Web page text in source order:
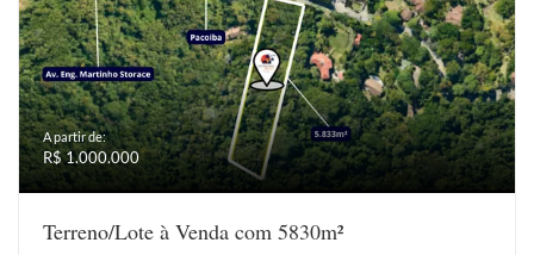
A partir de:
R$ 1.000.000
Terreno/Lote à Venda com 5830m²